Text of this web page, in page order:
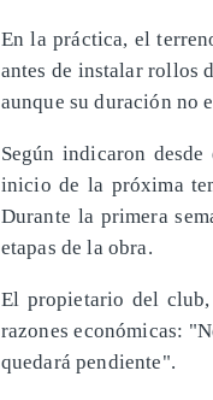
En la práctica, el
antes de instalar rollos
aunque su duración no
Según indicaron
inicio de la próxima
Durante la primera
etapas de la obra.
El propietario del
razones económicas:
quedará pendiente".